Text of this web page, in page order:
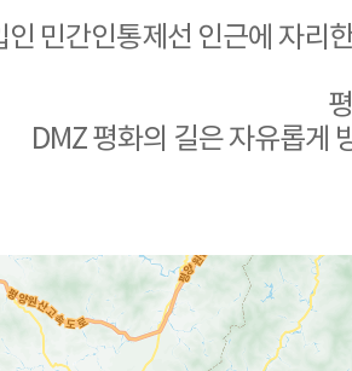
인 민간인통제선 인근에 자리
DMZ 평화의 길은 자유롭게